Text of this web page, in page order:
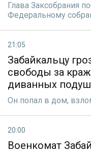
Глава Заксобрания
Федеральному
21:05
Забайкальцу
свободы за
диванных
Он попал в дом,
20:00
Военкомат